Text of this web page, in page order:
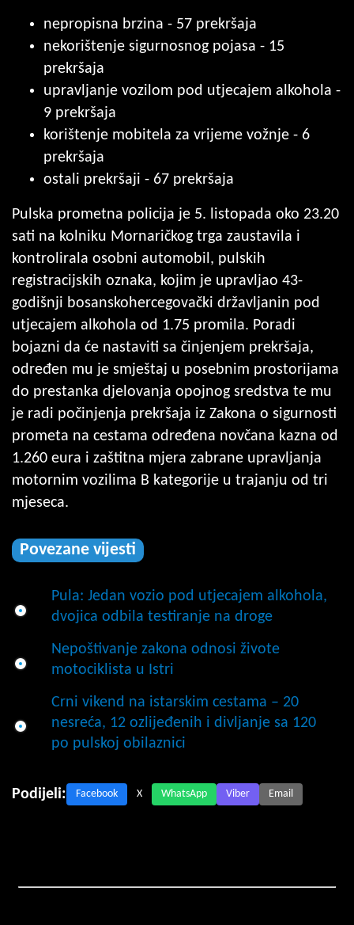
nepropisna brzina - 57 prekršaja
nekorištenje sigurnosnog pojasa - 15
prekršaja
upravljanje vozilom pod utjecajem alkohola -
9 prekršaja
korištenje mobitela za vrijeme vožnje - 6
prekršaja
ostali prekršaji - 67 prekršaja
Pulska prometna policija je 5. listopada oko 23.20
sati na kolniku Mornaričkog trga zaustavila i
kontrolirala osobni automobil, pulskih
registracijskih oznaka, kojim je upravljao 43-
godišnji bosanskohercegovački državljanin pod
utjecajem alkohola od 1.75 promila. Poradi
bojazni da će nastaviti sa činjenjem prekršaja,
određen mu je smještaj u posebnim prostorijama
do prestanka djelovanja opojnog sredstva te mu
je radi počinjenja prekršaja iz Zakona o sigurnosti
prometa na cestama određena novčana kazna od
1.260 eura i zaštitna mjera zabrane upravljanja
motornim vozilima B kategorije u trajanju od tri
mjeseca.
Povezane vijesti
Pula: Jedan vozio pod utjecajem alkohola,
dvojica odbila testiranje na droge
Nepoštivanje zakona odnosi živote
motociklista u Istri
Crni vikend na istarskim cestama – 20
nesreća, 12 ozlijeđenih i divljanje sa 120
po pulskoj obilaznici
Podijeli: Facebook X WhatsApp Viber Email